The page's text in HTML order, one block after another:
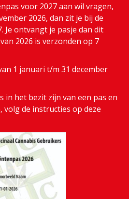
voor 2027 aan wil vragen,
2026, dan zit je bij de
Je ontvangt je pasje dan dit
2026 is verzonden op 7
1 januari t/m 31 december
in het bezit zijn van een pas en
de instructies op deze